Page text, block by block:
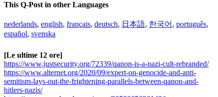
This Q-Post in other Languages
nederlands, english, français, deutsch, 日本語, 한국어 , português,
español, svenska
[Le ultime 12 ore]
https://www.justsecurity.org/72339/qanon-is-a-nazi-cult-rebranded/
https://www.alternet.org/2020/09/expert-on-genocide-and-anti-
semitism-lays-out-the-frightening-parallels-between-qanon-and-
hitlers-nazis/